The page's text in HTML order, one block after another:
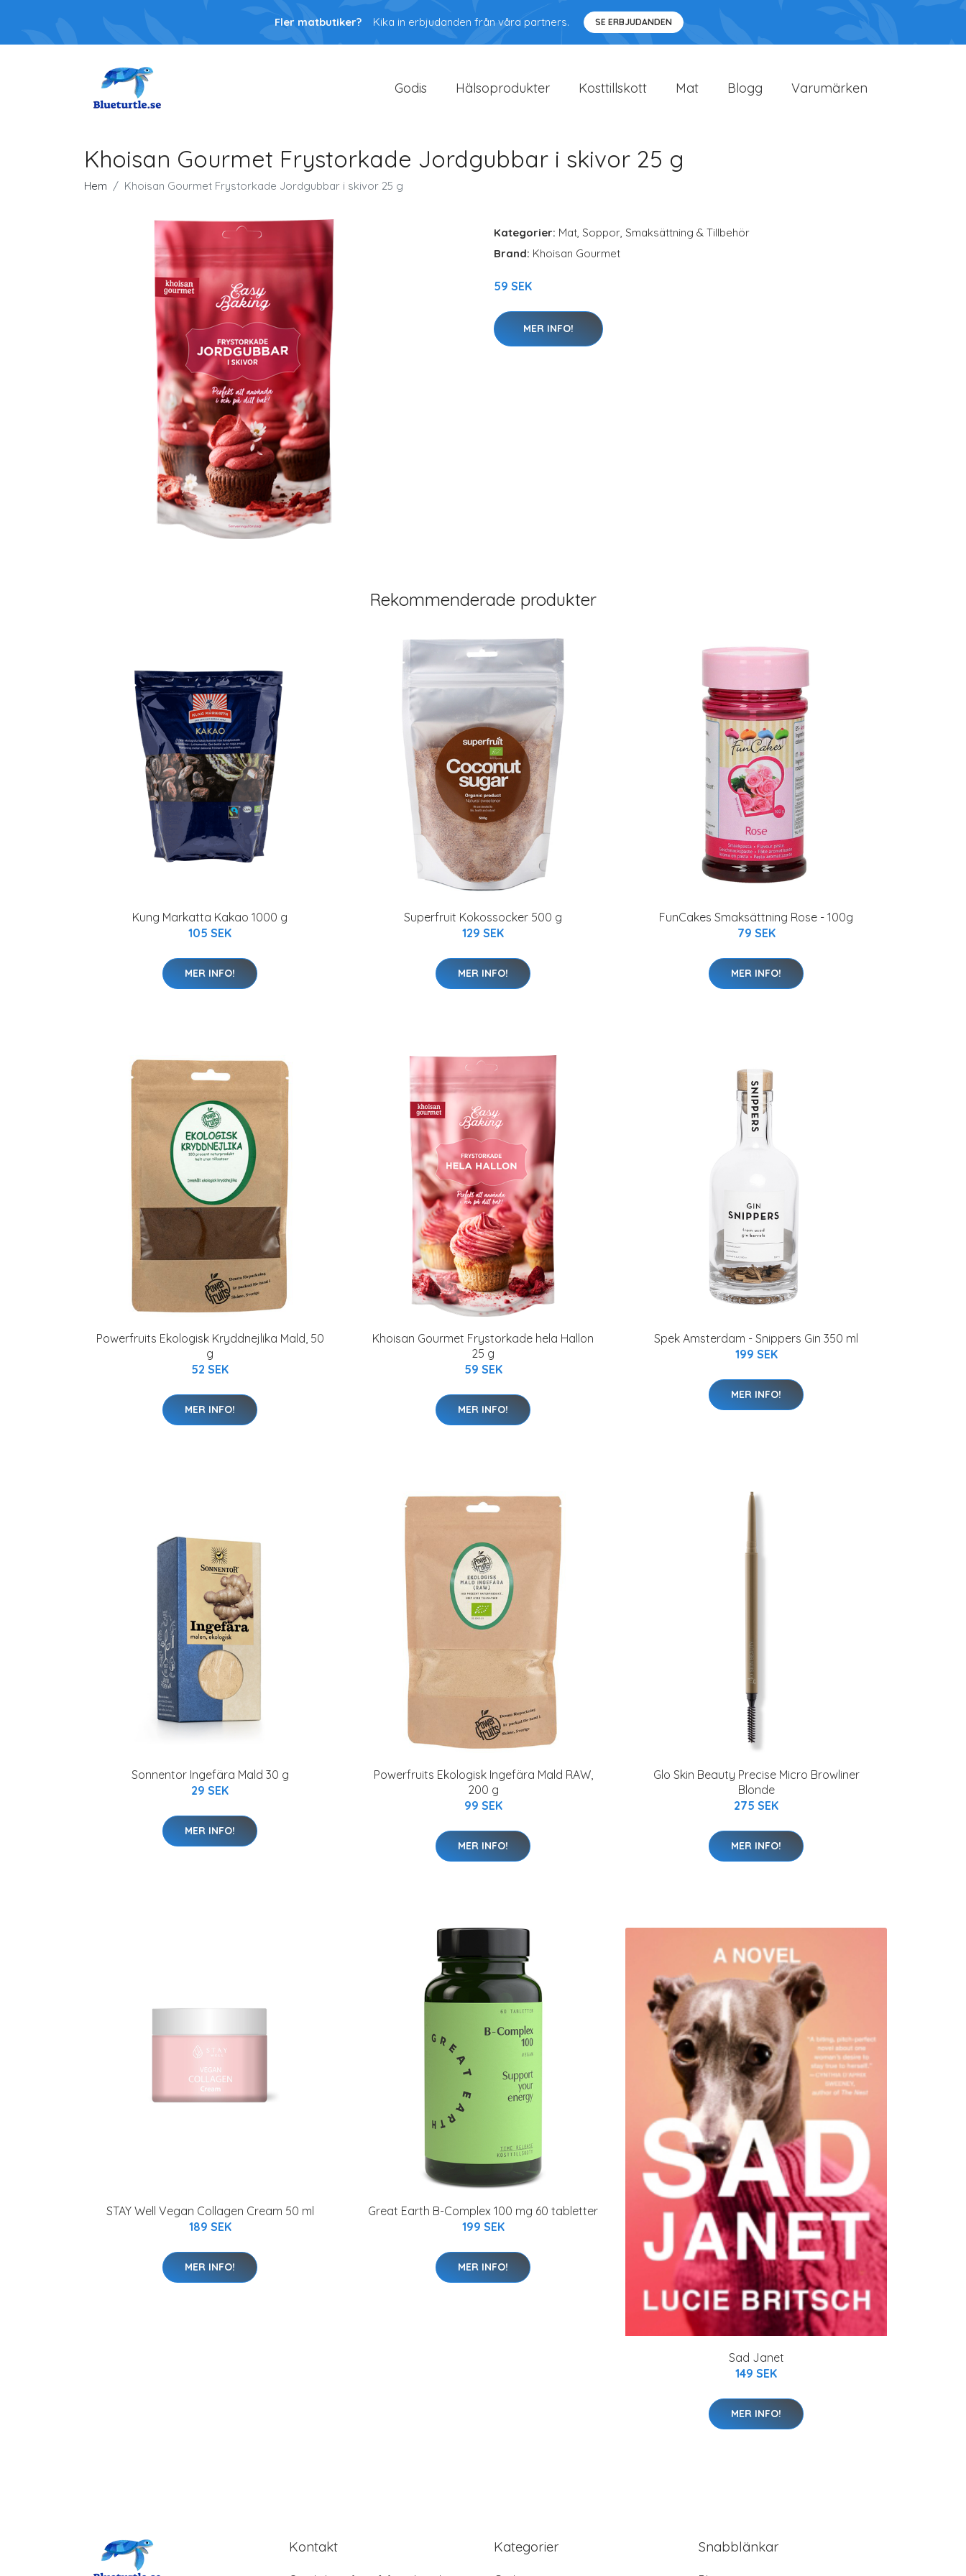
Fler matbutiker? Kika in erbjudanden från våra partners. SE ERBJUDANDEN
Godis Hälsoprodukter Kosttillskott Mat Blogg Varumärken
Khoisan Gourmet Frystorkade Jordgubbar i skivor 25 g
Hem Khoisan Gourmet Frystorkade Jordgubbar i skivor 25 g
Kategorier: Mat, Soppor, Smaksättning & Tillbehör
Brand: Khoisan Gourmet
59 SEK
MER INFO!
Rekommenderade produkter
Kung Markatta Kakao 1000 g
105 SEK
MER INFO!
Superfruit Kokossocker 500 g
129 SEK
MER INFO!
FunCakes Smaksättning Rose - 100g
79 SEK
MER INFO!
Powerfruits Ekologisk Kryddnejlika Mald, 50
g
52 SEK
MER INFO!
Khoisan Gourmet Frystorkade hela Hallon
25 g
59 SEK
MER INFO!
Spek Amsterdam - Snippers Gin 350 ml
199 SEK
MER INFO!
Sonnentor Ingefära Mald 30 g
29 SEK
MER INFO!
Powerfruits Ekologisk Ingefära Mald RAW,
200 g
99 SEK
MER INFO!
Glo Skin Beauty Precise Micro Browliner
Blonde
275 SEK
MER INFO!
STAY Well Vegan Collagen Cream 50 ml
189 SEK
MER INFO!
Great Earth B-Complex 100 mg 60 tabletter
199 SEK
MER INFO!
Sad Janet
149 SEK
MER INFO!
Kontakt Kategorier Snabblänkar